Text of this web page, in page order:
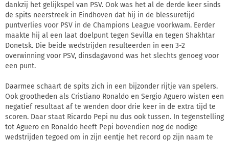
dankzij het gelijkspel van PSV. Ook was het al de derde keer sinds
de spits neerstreek in Eindhoven dat hij in de blessuretijd
puntverlies voor PSV in de Champions League voorkwam. Eerder
maakte hij al een laat doelpunt tegen Sevilla en tegen Shakhtar
Donetsk. Die beide wedstrijden resulteerden in een 3-2
overwinning voor PSV, dinsdagavond was het slechts genoeg voor
een punt.
Daarmee schaart de spits zich in een bijzonder rijtje van spelers.
Ook grootheden als Cristiano Ronaldo en Sergio Aguero wisten een
negatief resultaat af te wenden door drie keer in de extra tijd te
scoren. Daar staat Ricardo Pepi nu dus ook tussen. In tegenstelling
tot Aguero en Ronaldo heeft Pepi bovendien nog de nodige
wedstrijden tegoed om in zijn eentje het record op zijn naam te